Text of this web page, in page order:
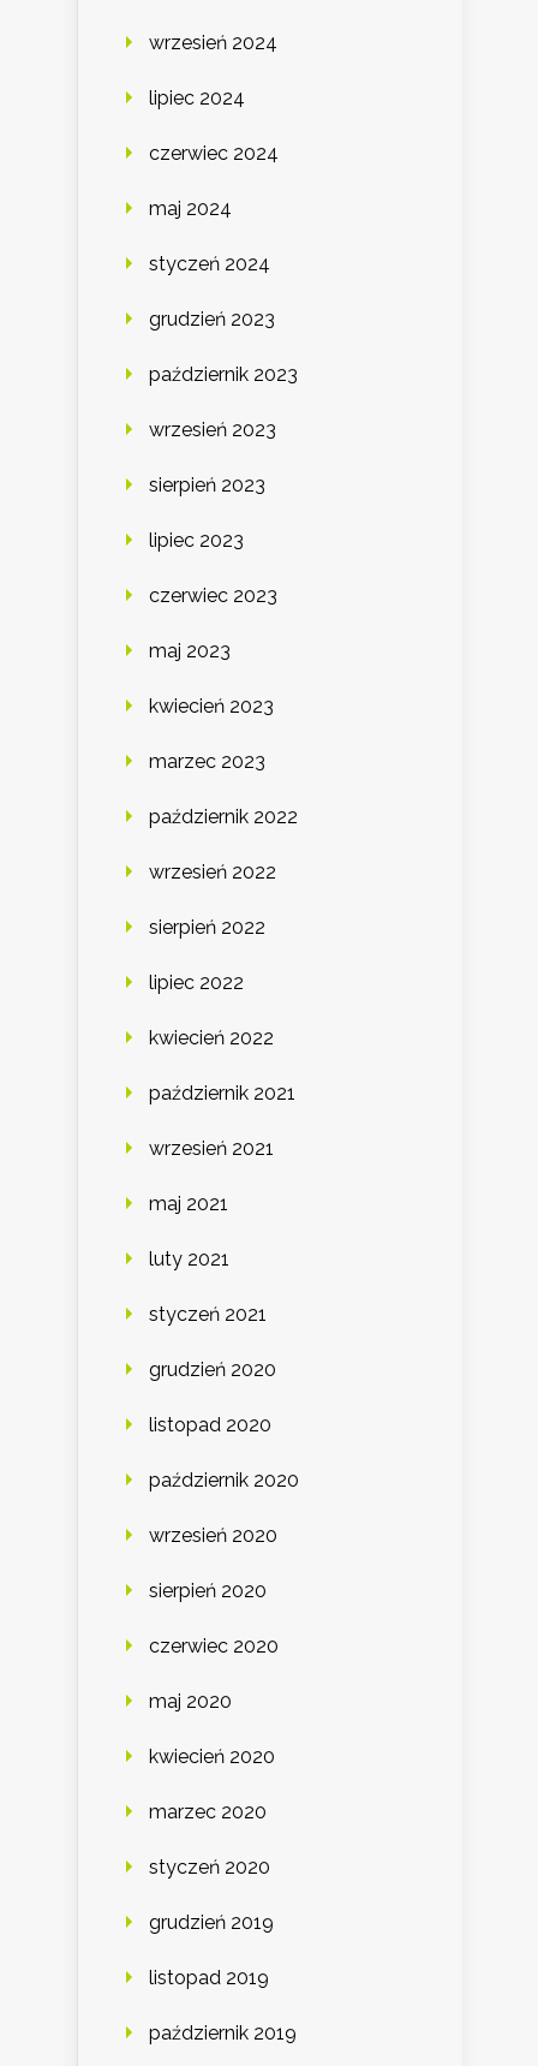
wrzesień 2024
lipiec 2024
czerwiec 2024
maj 2024
styczeń 2024
grudzień 2023
październik 2023
wrzesień 2023
sierpień 2023
lipiec 2023
czerwiec 2023
maj 2023
kwiecień 2023
marzec 2023
październik 2022
wrzesień 2022
sierpień 2022
lipiec 2022
kwiecień 2022
październik 2021
wrzesień 2021
maj 2021
luty 2021
styczeń 2021
grudzień 2020
listopad 2020
październik 2020
wrzesień 2020
sierpień 2020
czerwiec 2020
maj 2020
kwiecień 2020
marzec 2020
styczeń 2020
grudzień 2019
listopad 2019
październik 2019